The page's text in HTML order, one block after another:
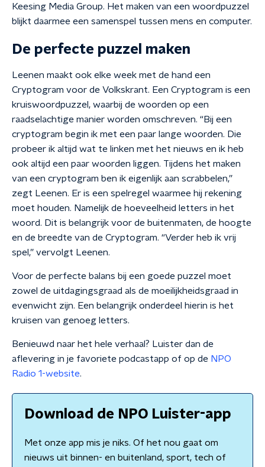
Keesing Media Group. Het maken van een woordpuzzel
blijkt daarmee een samenspel tussen mens en computer.
De perfecte puzzel maken
Leenen maakt ook elke week met de hand een
Cryptogram voor de Volkskrant. Een Cryptogram is een
kruiswoordpuzzel, waarbij de woorden op een
raadselachtige manier worden omschreven. “Bij een
cryptogram begin ik met een paar lange woorden. Die
probeer ik altijd wat te linken met het nieuws en ik heb
ook altijd een paar woorden liggen. Tijdens het maken
van een cryptogram ben ik eigenlijk aan scrabbelen,”
zegt Leenen. Er is een spelregel waarmee hij rekening
moet houden. Namelijk de hoeveelheid letters in het
woord. Dit is belangrijk voor de buitenmaten, de hoogte
en de breedte van de Cryptogram. “Verder heb ik vrij
spel,” vervolgt Leenen.
Voor de perfecte balans bij een goede puzzel moet
zowel de uitdagingsgraad als de moeilijkheidsgraad in
evenwicht zijn. Een belangrijk onderdeel hierin is het
kruisen van genoeg letters.
Benieuwd naar het hele verhaal? Luister dan de
aflevering in je favoriete podcastapp of op de NPO
Radio 1-website.
Download de NPO Luister-app
Met onze app mis je niks. Of het nou gaat om
nieuws uit binnen- en buitenland, sport, tech of